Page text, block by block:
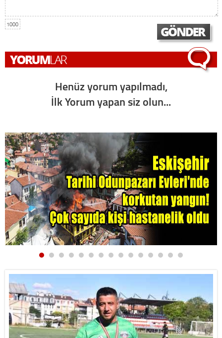
1000
Henüz yorum yapılmadı,
İlk Yorum yapan siz olun...